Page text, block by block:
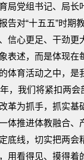
局党组书记、局长
告对“十五五”时期
信心更足、干劲更
表述，而是体现在
体育活动之中，是
，我们将紧扣两
革为抓手，抓实基
体推进体教融合、
底线，切实把两会
用看得见、摸得着